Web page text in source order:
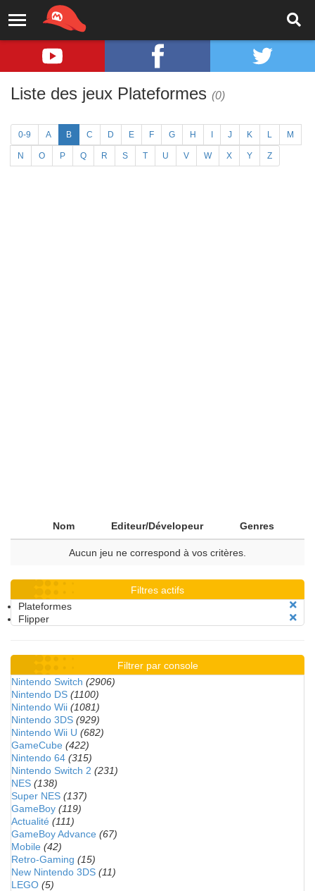
Liste des jeux Plateformes (0)
0-9 A B C D E F G H J K L M
N O P Q R S T U V W X Y Z
Nom Editeur/Dévelopeur Genres
Aucun jeu ne correspond à vos critères.
Filtres actifs
Plateformes
Flipper
Filtrer par console
Nintendo Switch (2906)
Nintendo DS (1100)
Nintendo Wii (1081)
Nintendo 3DS (929)
Nintendo Wii U (682)
GameCube (422)
Nintendo 64 (315)
Nintendo Switch 2 (231)
NES (138)
Super NES (137)
GameBoy (119)
Actualité (111)
GameBoy Advance (67)
Mobile (42)
Retro-Gaming (15)
New Nintendo 3DS (11)
LEGO (5)